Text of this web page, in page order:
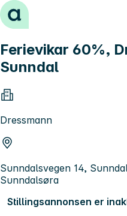
Hopp til innhold
Ferievikar 60%,
Sunndal
Dressmann
Sunndalsvegen 14,
Sunndalsøra
Stillingsannonsen er